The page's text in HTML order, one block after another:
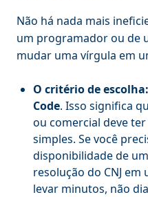
Não há nada mais
um programador ou de
mudar uma vírgula em
O critério de escolha:
Code. Isso significa
ou comercial deve
simples. Se você
disponibilidade de
resolução do CNJ
levar minutos, não